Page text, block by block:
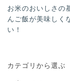
お米のおいしさの
んご飯が美味しく
い！
カテゴリから選ぶ